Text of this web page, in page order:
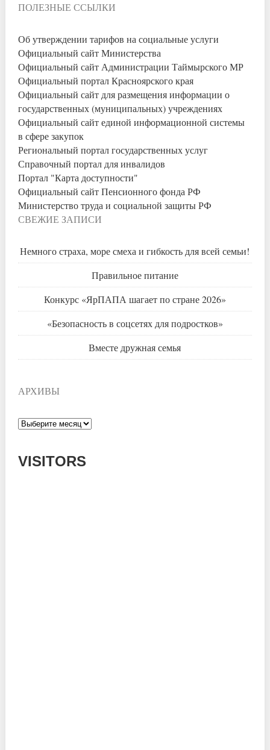
ПОЛЕЗНЫЕ ССЫЛКИ
Об утверждении тарифов на социальные услуги
Официальный сайт Министерства
Официальный сайт Администрации Таймырского МР
Официальный портал Красноярского края
Официальный сайт для размещения информации о
государственных (муниципальных) учреждениях
Официальный сайт единой информационной системы
в сфере закупок
Региональный портал государственных услуг
Справочный портал для инвалидов
Портал "Карта доступности"
Официальный сайт Пенсионного фонда РФ
Министерство труда и социальной защиты РФ
СВЕЖИЕ ЗАПИСИ
Немного страха, море смеха и гибкость для всей семьи!
Правильное питание
Конкурс «ЯрПАПА шагает по стране 2026»
«Безопасность в соцсетях для подростков»
Вместе дружная семья
АРХИВЫ
Архивы
VISITORS